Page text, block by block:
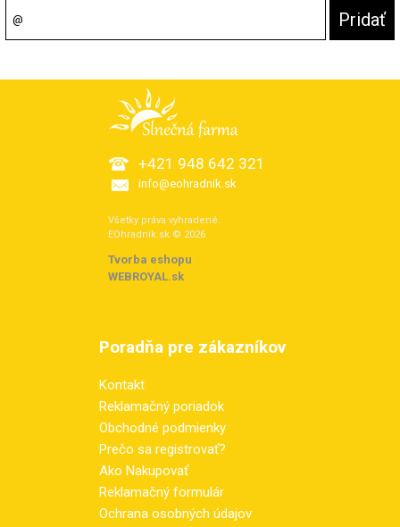
+421 948 642 321
info@eohradnik.sk
Všetky práva vyhradené.
EOhradnik.sk © 2026
Tvorba eshopu:
WEBROYAL.sk
Poradňa pre zákazníkov
Kontakt
Reklamačný poriadok
Obchodné podmienky
Prečo sa registrovať?
Ako Nakupovať
Reklamačný formulár
Ochrana osobných údajov